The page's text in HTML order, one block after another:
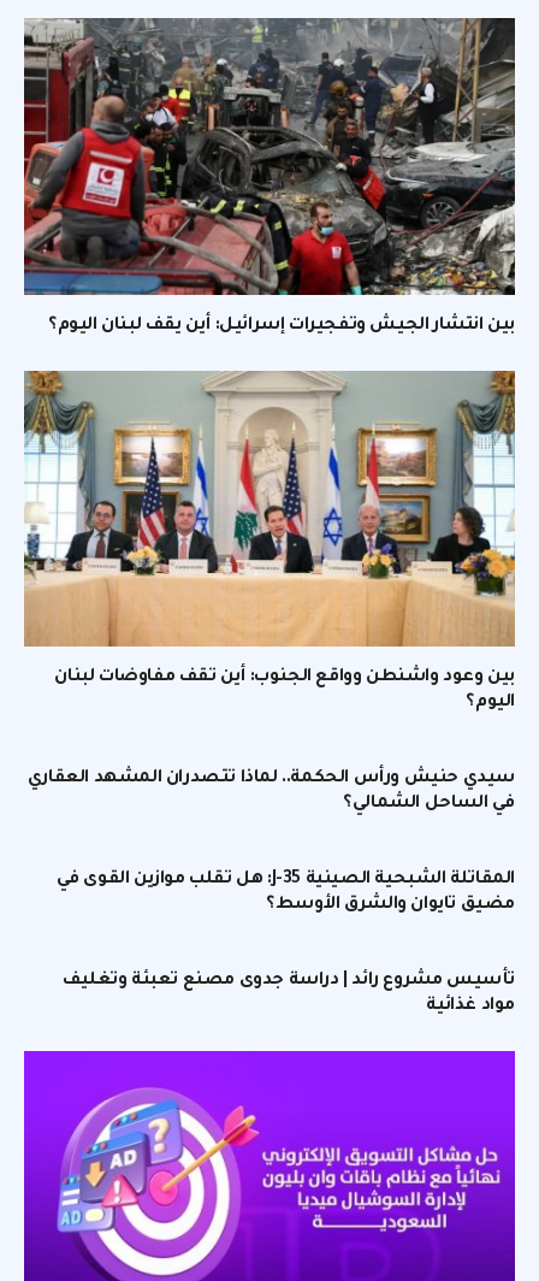
بين انتشار الجيش وتفجيرات إسرائيل: أين يقف لبنان اليوم؟
بين وعود واشنطن وواقع الجنوب: أين تقف مفاوضات لبنان
اليوم؟
سيدي حنيش ورأس الحكمة.. لماذا تتصدران المشهد العقاري
في الساحل الشمالي؟
المقاتلة الشبحية الصينية J-35: هل تقلب موازين القوى في
مضيق تايوان والشرق الأوسط؟
تأسيس مشروع رائد | دراسة جدوى مصنع تعبئة وتغليف
مواد غذائية